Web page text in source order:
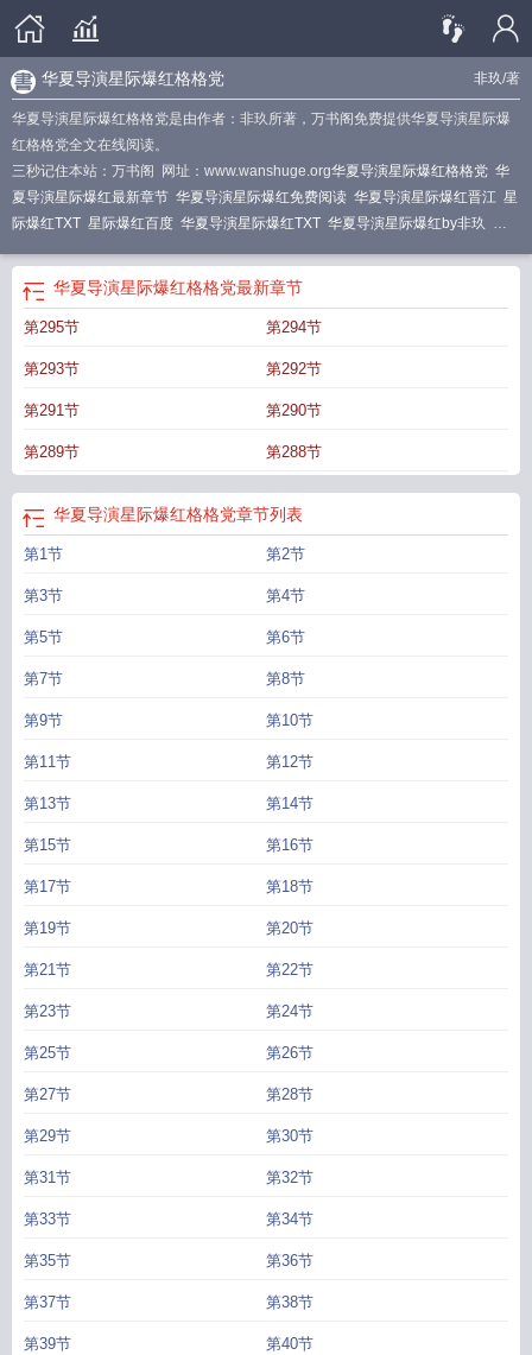
非玖/著
华夏导演星际爆红格格党
华夏导演星际爆红格格党是由作者：非玖所著，万书阁免费提供华夏导演星际爆
红格格党全文在线阅读。
三秒记住本站：万书阁 网址：www.wanshuge.org华夏导演星际爆红格格党 华
夏导演星际爆红最新章节 华夏导演星际爆红免费阅读 华夏导演星际爆红晋江 星
际爆红TXT 星际爆红百度 华夏导演星际爆红TXT 华夏导演星际爆红by非玖 华
星际华夏文化星际爆红免费阅读 华夏导演星际爆红笔趣阁
红百度
非玖华夏导演星际爆红by 华夏导演星际爆红星际之华夏
爆红晋江
华夏导演星际爆红格格党最新章节
第295节 第294节
第293节 第292节
第291节 第290节
第289节 第288节
华夏导演星际爆红格格党章节列表
第1节 第2节
第3节 第4节
第5节 第6节
第7节 第8节
第9节 第10节
第11节 第12节
第13节 第14节
第15节 第16节
第17节 第18节
第19节 第20节
第21节 第22节
第23节 第24节
第25节 第26节
第27节 第28节
第29节 第30节
第31节 第32节
第33节 第34节
第35节 第36节
第37节 第38节
第39节 第40节